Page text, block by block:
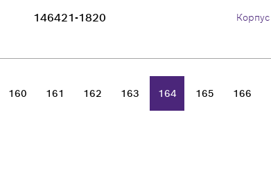
146421-1820 Корпус
160 161 162 163 164 165 166